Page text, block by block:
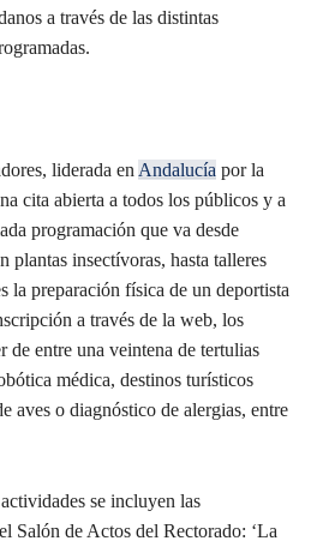
a través de las distintas
liderada enAndalucía por la
cita abierta a todos los públicos y a
programación que va desde
plantas insectívoras, hasta talleres
la preparación física de un deportista
a través de la web, los
de entre una veintena de tertulias
médica, destinos turísticos
aves o diagnóstico de alergias, entre
se incluyen las
Salón de Actos del Rectorado: ‘La